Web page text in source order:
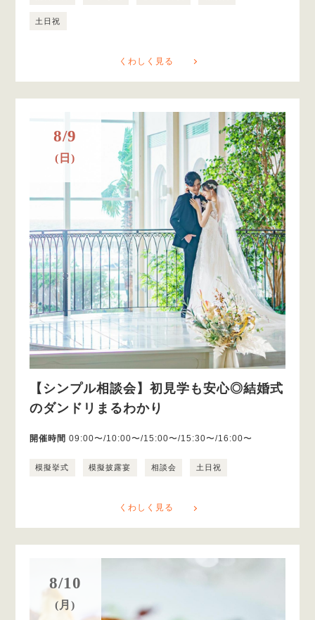
土日祝
くわしく見る
8/9
(日)
【シンプル相談会】初見学も安心◎結婚式
のダンドリまるわかり
開催時間 09:00〜/10:00〜/15:00〜/15:30〜/16:00〜
模擬挙式 模擬披露宴 相談会 土日祝
くわしく見る
8/10
(月)